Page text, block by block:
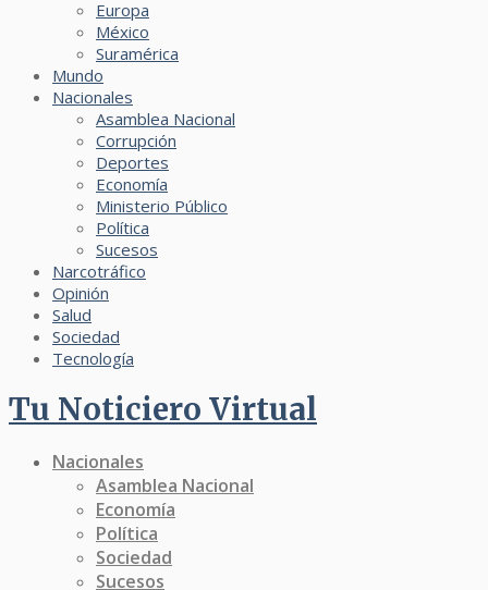
Europa
México
Suramérica
Mundo
Nacionales
Asamblea Nacional
Corrupción
Deportes
Economía
Ministerio Público
Política
Sucesos
Narcotráfico
Opinión
Salud
Sociedad
Tecnología
Tu Noticiero Virtual
Nacionales
Asamblea Nacional
Economía
Política
Sociedad
Sucesos